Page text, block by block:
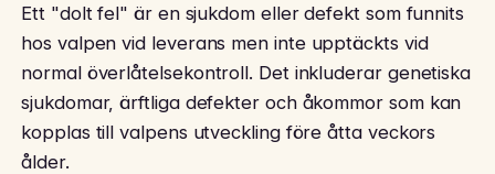
Ett "dolt fel" är en sjukdom eller defekt som funnits
hos valpen vid leverans men inte upptäckts vid
normal överlåtelsekontroll. Det inkluderar genetiska
sjukdomar, ärftliga defekter och åkommor som kan
kopplas till valpens utveckling före åtta veckors
ålder.